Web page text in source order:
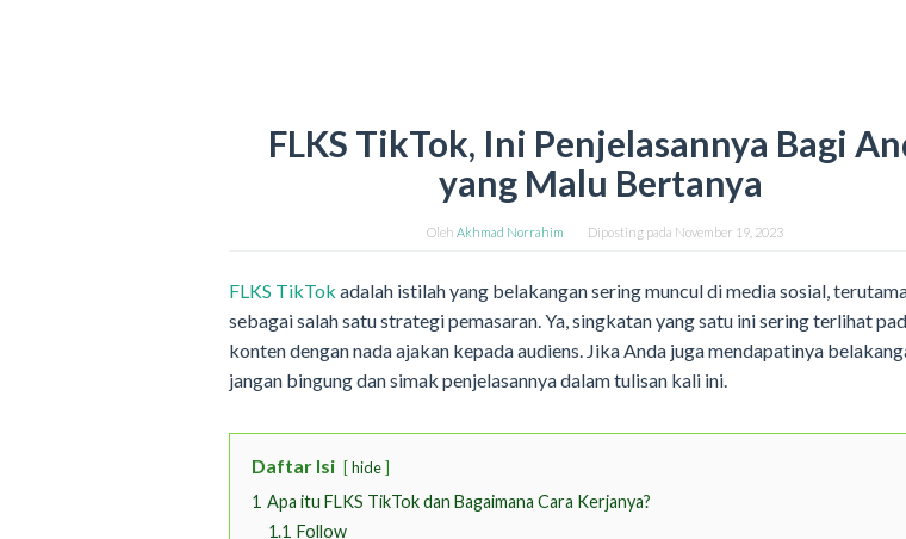
FLKS TikTok, Ini Penjelasannya Bagi
yang Malu Bertanya
Oleh Akhmad Norrahim Diposting pada November 19, 2023
FLKS TikTok adalah istilah yang belakangan sering muncul di media sosial,
sebagai salah satu strategi pemasaran. Ya, singkatan yang satu ini sering terlihat
konten dengan nada ajakan kepada audiens. Jika Anda juga mendapatinya
jangan bingung dan simak penjelasannya dalam tulisan kali ini.
Daftar Isi hide
1 Apa itu FLKS TikTok dan Bagaimana Cara Kerjanya?
1.1 Follow